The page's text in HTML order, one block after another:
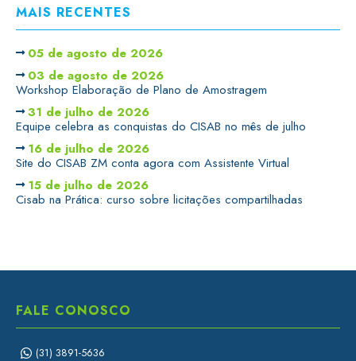
MAIS RECENTES
05 de agosto de 2026
03 de agosto de 2026
Workshop Elaboração de Plano de Amostragem
31 de julho de 2026
Equipe celebra as conquistas do CISAB no mês de julho
16 de julho de 2026
Site do CISAB ZM conta agora com Assistente Virtual
15 de julho de 2026
Cisab na Prática: curso sobre licitações compartilhadas
FALE CONOSCO
(31) 3891-5636